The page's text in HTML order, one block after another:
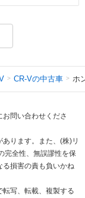
CR-Vの中古車 ホ
問い合わせくださ
ります。また、(株)リ
完全性、無誤謬性を保
損害の責も負いかね
写、転載、複製する